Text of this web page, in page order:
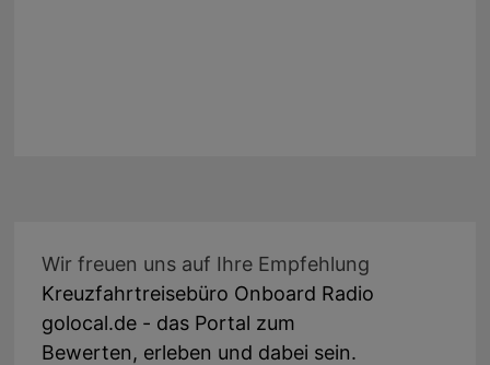
Wir freuen uns auf Ihre Empfehlung
Kreuzfahrtreisebüro Onboard Radio
golocal.de - das Portal zum
Bewerten, erleben und dabei sein.